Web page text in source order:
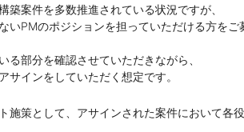
案件を多数推進されている状況ですが、
いPMのポジションを担っていただける方をご
部分を確認させていただきながら、
サインをしていただく想定です。
施策として、アサインされた案件において各